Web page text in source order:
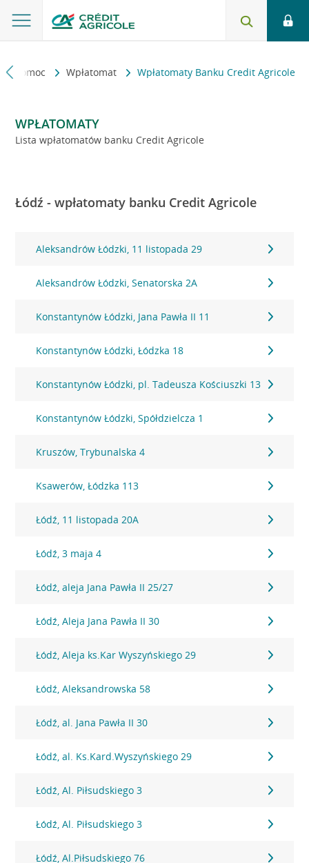
i pomoc Wpłatomat Wpłatomaty Banku Credit Agricole
WPŁATOMATY
Lista wpłatomatów banku Credit Agricole
Łódź - wpłatomaty banku Credit Agricole
Aleksandrów Łódzki, 11 listopada 29
Aleksandrów Łódzki, Senatorska 2A
Konstantynów Łódzki, Jana Pawła II 11
Konstantynów Łódzki, Łódzka 18
Konstantynów Łódzki, pl. Tadeusza Kościuszki 13
Konstantynów Łódzki, Spółdzielcza 1
Kruszów, Trybunalska 4
Ksawerów, Łódzka 113
Łódź, 11 listopada 20A
Łódź, 3 maja 4
Łódź, aleja Jana Pawła II 25/27
Łódź, Aleja Jana Pawła II 30
Łódź, Aleja ks.Kar Wyszyńskiego 29
Łódź, Aleksandrowska 58
Łódź, al. Jana Pawła II 30
Łódź, al. Ks.Kard.Wyszyńskiego 29
Łódź, Al. Piłsudskiego 3
Łódź, Al. Piłsudskiego 3
Łódź, Al.Piłsudskiego 76